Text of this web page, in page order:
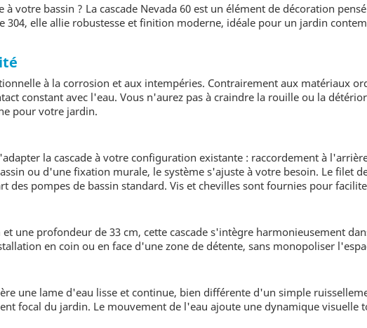
votre bassin ? La cascade Nevada 60 est un élément de décoration
304, elle allie robustesse et finition moderne, idéale pour un jardin
à la corrosion et aux intempéries. Contrairement aux matériaux
constant avec l'eau. Vous n'aurez pas à craindre la rouille ou la
pour votre jardin.
la cascade à votre configuration existante : raccordement à
ou d'une fixation murale, le système s'ajuste à votre besoin. Le filet
des pompes de bassin standard. Vis et chevilles sont fournies pour
une profondeur de 33 cm, cette cascade s'intègre harmonieusement
en coin ou en face d'une zone de détente, sans monopoliser
une lame d'eau lisse et continue, bien différente d'un simple
focal du jardin. Le mouvement de l'eau ajoute une dynamique visuelle